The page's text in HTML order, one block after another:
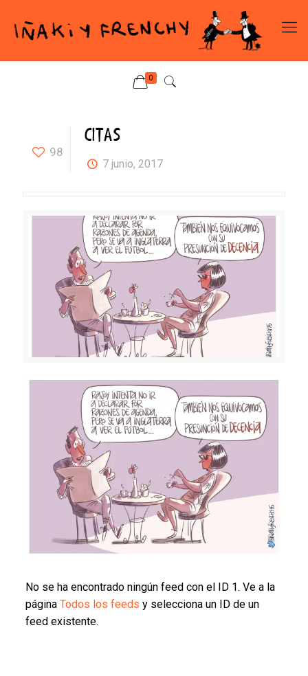
0
98
CITAS
7 junio, 2017
No se ha encontrado ningún feed con el ID 1. Ve a la
página Todos los feeds y selecciona un ID de un
feed existente.